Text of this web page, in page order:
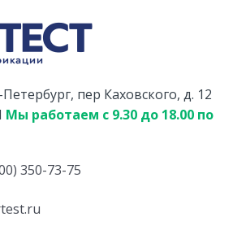
Петербург, пер Каховского, д. 12
Мы работаем с 9.30 до 18.00 по
350-73-75